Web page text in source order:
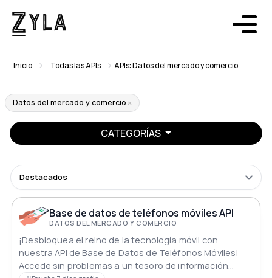
Inicio Todas las APIs APIs: Datos del mercado y comercio
Datos del mercado y comercio
CATEGORÍAS
Destacados
Base de datos de teléfonos móviles API
DATOS DEL MERCADO Y COMERCIO
¡Desbloquea el reino de la tecnología móvil con
nuestra API de Base de Datos de Teléfonos Móviles!
Accede sin problemas a un tesoro de información